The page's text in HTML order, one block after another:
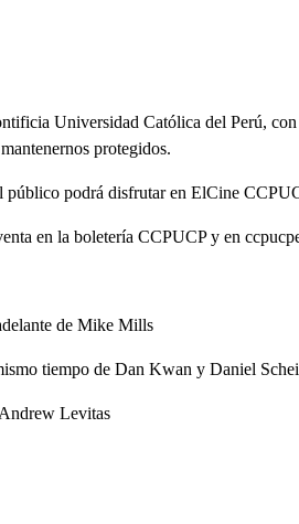
Universidad Católica del Perú,
protegidos.
público podrá disfrutar en ElCine
en la boletería CCPUCP y en
de Mike Mills
tiempo de Dan Kwan y Daniel
Levitas